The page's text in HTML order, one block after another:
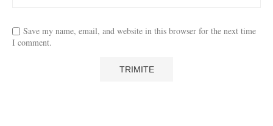
Save my name, email, and website in this browser for the next time
I comment.